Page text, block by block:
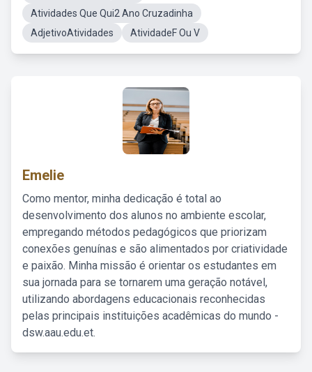
Atividades Que Qui2 Ano Cruzadinha
AdjetivoAtividades
AtividadeF Ou V
Emelie
Como mentor, minha dedicação é total ao
desenvolvimento dos alunos no ambiente escolar,
empregando métodos pedagógicos que priorizam
conexões genuínas e são alimentados por criatividade
e paixão. Minha missão é orientar os estudantes em
sua jornada para se tornarem uma geração notável,
utilizando abordagens educacionais reconhecidas
pelas principais instituições acadêmicas do mundo -
dsw.aau.edu.et.